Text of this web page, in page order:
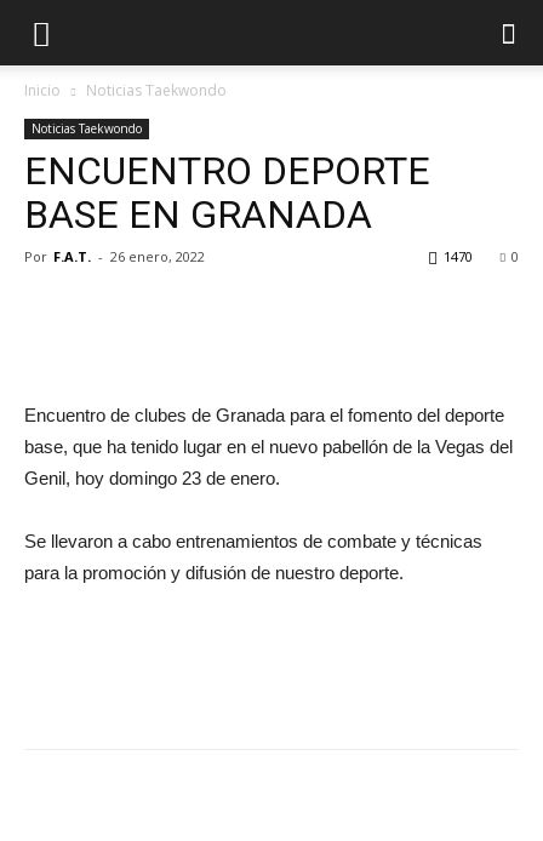
Inicio Noticias Taekwondo
Noticias Taekwondo
ENCUENTRO DEPORTE
BASE EN GRANADA
Por F.A.T. - 26 enero, 2022 0
1470
Encuentro de clubes de Granada para el fomento del deporte
base, que ha tenido lugar en el nuevo pabellón de la Vegas del
Genil, hoy domingo 23 de enero.
Se llevaron a cabo entrenamientos de combate y técnicas
para la promoción y difusión de nuestro deporte.